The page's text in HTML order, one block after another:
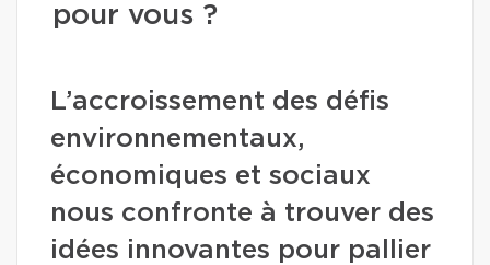
pour vous ?
L’accroissement des défis
environnementaux,
économiques et sociaux
nous confronte à trouver des
idées innovantes pour pallier